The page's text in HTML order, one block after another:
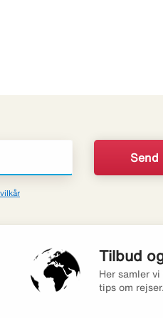
Tilbud
Her samler
tips om rejser.